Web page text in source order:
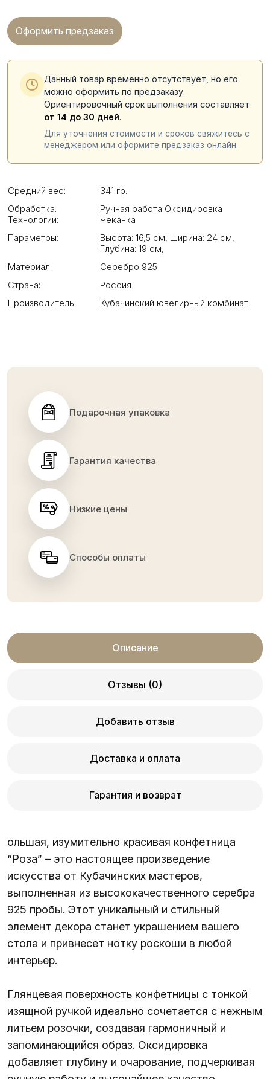
Оформить предзаказ
Данный товар временно отсутствует, но его
можно оформить по предзаказу.
Ориентировочный срок выполнения составляет
от 14 до 30 дней.
Для уточнения стоимости и сроков свяжитесь с
менеджером или оформите предзаказ онлайн.
Средний вес:
341 гр.
Обработка.
Технологии:
Ручная работа Оксидировка
Чеканка
Параметры:
Высота: 16,5 см, Ширина: 24 см,
Глубина: 19 см,
Материал:
Серебро 925
Страна:
Россия
Производитель:
Кубачинский ювелирный комбинат
Подарочная упаковка
Гарантия качества
Низкие цены
Способы оплаты
Описание
Отзывы (0)
Добавить отзыв
Доставка и оплата
Гарантия и возврат
ольшая, изумительно красивая конфетница
“Роза” – это настоящее произведение
искусства от Кубачинских мастеров,
выполненная из высококачественного серебра
925 пробы. Этот уникальный и стильный
элемент декора станет украшением вашего
стола и привнесет нотку роскоши в любой
интерьер.
Глянцевая поверхность конфетницы с тонкой
изящной ручкой идеально сочетается с нежным
литьем розочки, создавая гармоничный и
запоминающийся образ. Оксидировка
добавляет глубину и очарование, подчеркивая